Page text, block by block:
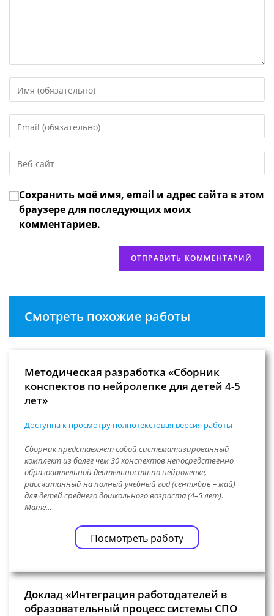
свое
или
имя
чтобы
прокомментировать
свой
адрес,
чтобы
URL
веб-
сайта
(необязательно)
Сохранить моё имя, email и адрес сайта в этом
браузере для последующих моих
комментариев.
Смотреть похожие работы
Методическая разработка «Сборник
конспектов по нейролепке для детей 4-5
лет»
Доступна к просмотру полнотекстовая версия работы
Сборник представляет собой систематизированный
комплект из более чем 30 конспектов непосредственно
образовательной деятельности по нейролепке,
рассчитанный на полный учебный год (сентябрь – май)
для детей среднего дошкольного возраста (4–5 лет).
Мате…
Посмотреть работу
Доклад «Интеграция работодателей в
образовательный процесс системы СПО